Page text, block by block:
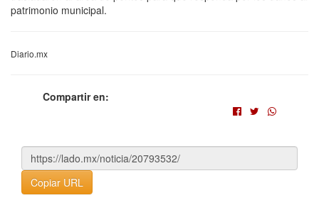
patrimonio municipal.
Diario.mx
Compartir en:
Copiar URL